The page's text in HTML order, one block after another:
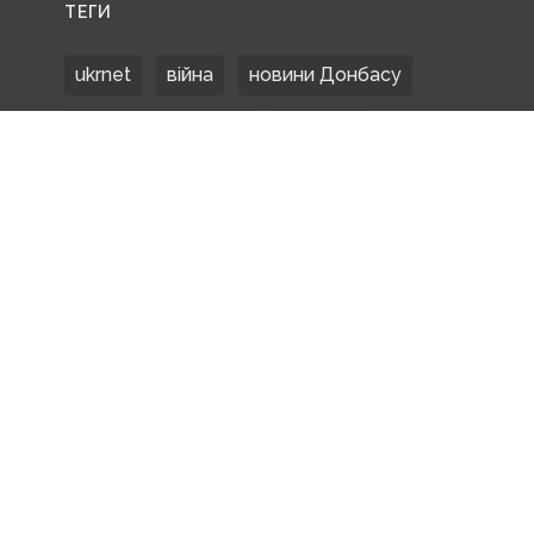
ТЕГИ
ukrnet війна новини Донбасу